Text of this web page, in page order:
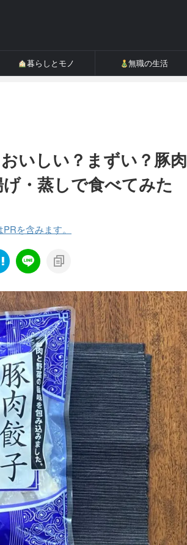
暮らしとモノ 無職の生活
いしい？まずい？豚肉
・蒸しで食べてみた
を含みます。